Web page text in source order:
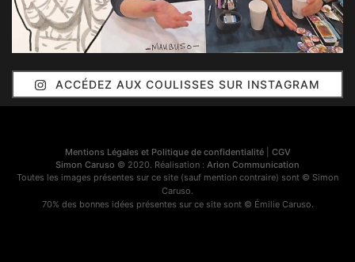
ACCÉDEZ AUX COULISSES SUR INSTAGRAM
Mentions Légales et Politique de confidentialité| CGV
Simon Caruso © 2020. Réalisation : Arion Communication
Toutes les images présentes sur ce site (sauf mention contraire) sont © Simon
Caruso.
70% des bonnes idées présentes sur ce site sont © Émilie Caruso.